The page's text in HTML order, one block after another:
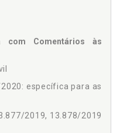
com Comentários às
específica para as
2019, 13.878/2019